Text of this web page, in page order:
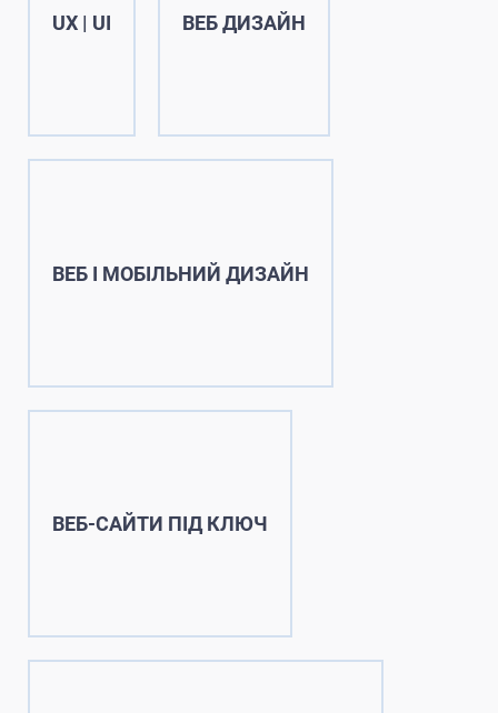
UX | UI ВЕБ ДИЗАЙН
ВЕБ І МОБІЛЬНИЙ ДИЗАЙН
ВЕБ-САЙТИ ПІД КЛЮЧ